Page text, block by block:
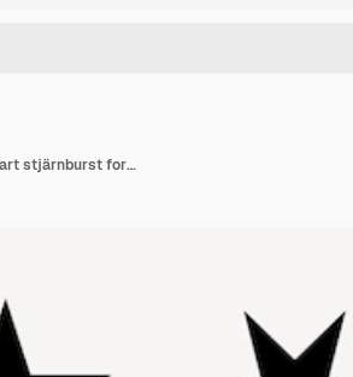
Olika svarta stjärnforms illustration set vektor Set med svart stjärnburst form illustration i olika vektor design illustrationer Svart stjärnburst form vektor samling